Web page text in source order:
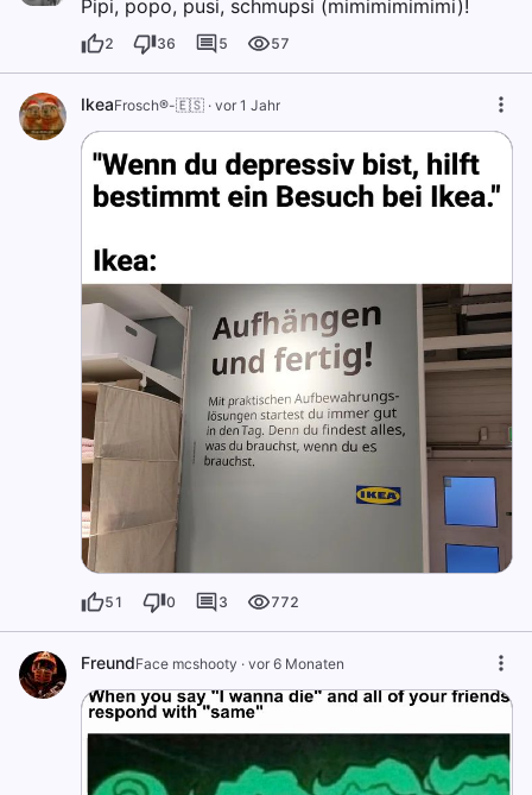
Pipi, popo, pusi, schmupsi (mimimimimimi)!
2 36 5 57
IkeaFrosch®-🇪🇸 · vor 1 Jahr
51 0 3 772
FreundFace mcshooty · vor 6 Monaten